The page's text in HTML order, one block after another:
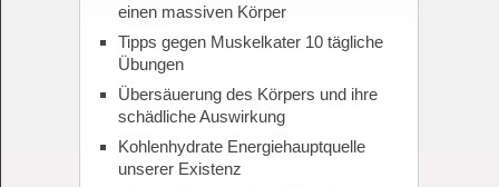
einen massiven Körper
Tipps gegen Muskelkater 10 tägliche
Übungen
Übersäuerung des Körpers und ihre
schädliche Auswirkung
Kohlenhydrate Energiehauptquelle
unserer Existenz